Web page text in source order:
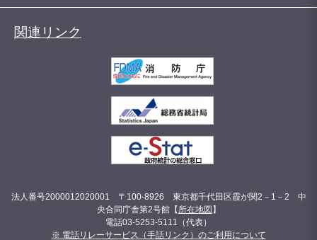
関連リンク
法人番号2000012020001 〒100-8926 東京都千代田区霞が関2－1－2 中
央合同庁舎第2号館【 所在地図 】
電話03-5253-5111（代表）
※ 電話リレーサービス（手話リンク）のご利用について